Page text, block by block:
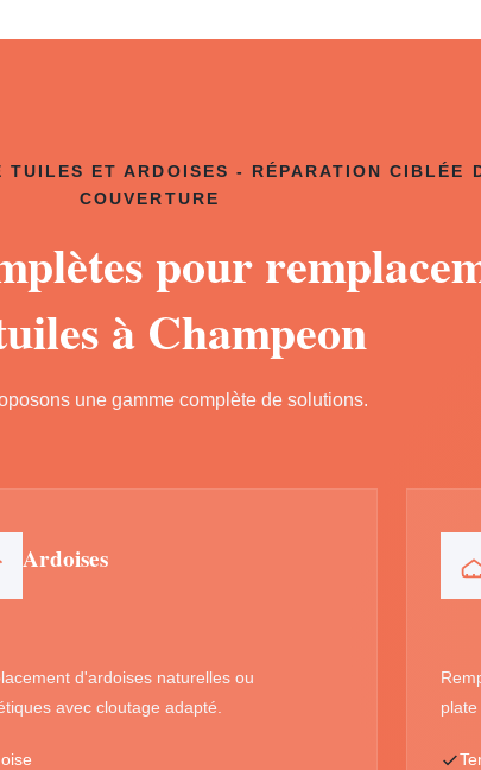
TUILES ET ARDOISES - RÉPARATION CIBLÉE
COUVERTURE
pour
à Champeon
une gamme complète de solutions.
Ardoises
d'ardoises naturelles ou
avec cloutage adapté.
plate